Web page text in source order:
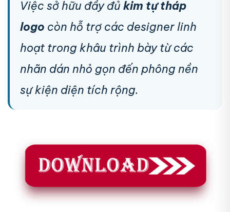
Việc sở hữu đầy đủ kim tự tháp
logo còn hỗ trợ các designer linh
hoạt trong khâu trình bày từ các
nhãn dán nhỏ gọn đến phông nền
sự kiện diện tích rộng.